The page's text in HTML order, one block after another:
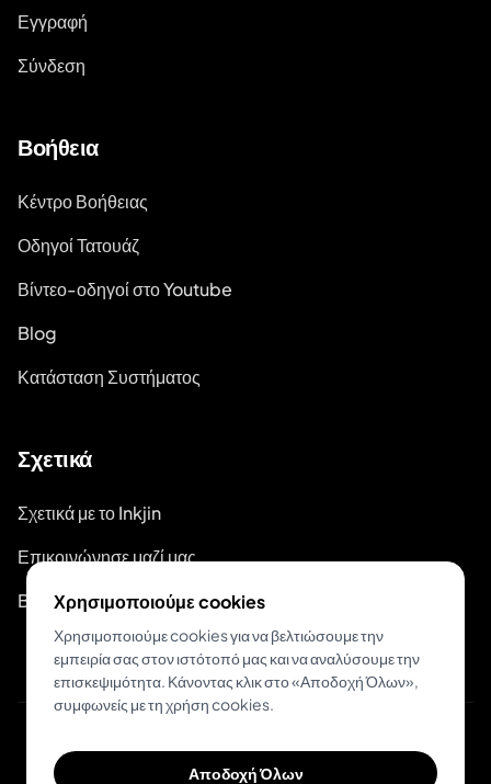
Εγγραφή
Σύνδεση
Βοήθεια
Κέντρο Βοήθειας
Οδηγοί Τατουάζ
Βίντεο-οδηγοί στο Youtube
Blog
Κατάσταση Συστήματος
Σχετικά
Σχετικά με το Inkjin
Επικοινώνησε μαζί μας
Branding Kit
© 2026 Inkjin
Χρησιμοποιούμε cookies
Χρησιμοποιούμε cookies για να βελτιώσουμε την
εμπειρία σας στον ιστότοπό μας και να αναλύσουμε την
επισκεψιμότητα. Κάνοντας κλικ στο «Αποδοχή Όλων»,
συμφωνείς με τη χρήση cookies.
Αποδοχή Όλων